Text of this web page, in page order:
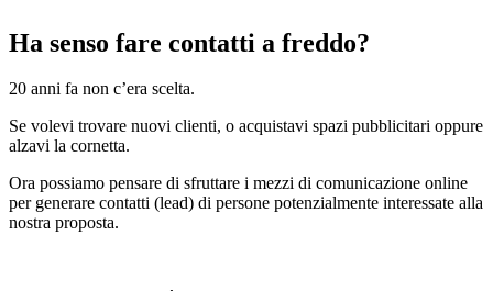
Ha senso fare contatti a freddo?
20 anni fa non c’era scelta.
Se volevi trovare nuovi clienti, o acquistavi spazi pubblicitari oppure
alzavi la cornetta.
Ora possiamo pensare di sfruttare i mezzi di comunicazione online
per generare contatti (lead) di persone potenzialmente interessate alla
nostra proposta.